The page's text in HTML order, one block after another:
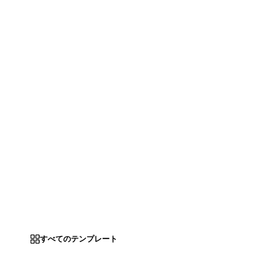
すべてのテンプレート